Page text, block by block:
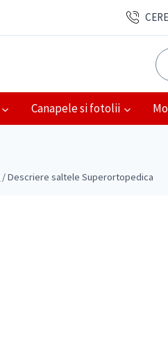
Canapele si fotolii
/Descriere saltele Superortopedica